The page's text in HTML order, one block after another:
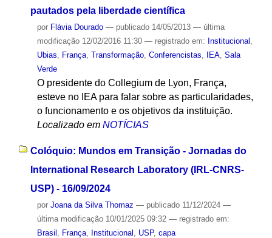
pautados pela liberdade científica
por Flávia Dourado — publicado14/05/2013 — última
modificação12/02/2016 11:30 — registrado em: Institucional ,
Ubias, França, Transformação, Conferencistas, IEA, Sala
Verde
O presidente do Collegium de Lyon, França,
esteve no IEA para falar sobre as particularidades,
o funcionamento e os objetivos da instituição.
Localizado em NOTÍCIAS
Colóquio: Mundos em Transição - Jornadas do
International Research Laboratory (IRL-CNRS-
USP) - 16/09/2024
por Joana da Silva Thomaz — publicado11/12/2024 —
última modificação10/01/2025 09:32 — registrado em:
Brasil
França, Institucional USP, capa